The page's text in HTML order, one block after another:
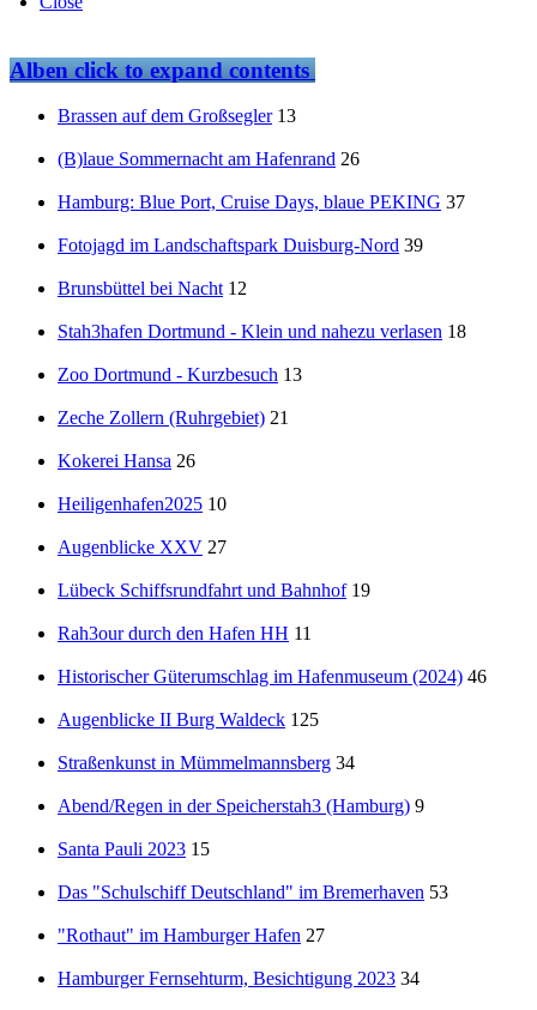
Albenclick to expand contents
Brassen auf dem Großsegler 13
(B)laue Sommernacht am Hafenrand 26
Hamburg: Blue Port, Cruise Days, blaue PEKING 37
Fotojagd im Landschaftspark Duisburg-Nord 39
Brunsbüttel bei Nacht 12
Stah3hafen Dortmund - Klein und nahezu verlasen 18
Zoo Dortmund - Kurzbesuch 13
Zeche Zollern (Ruhrgebiet) 21
Kokerei Hansa 26
Heiligenhafen2025 10
Augenblicke XXV 27
Lübeck Schiffsrundfahrt und Bahnhof 19
Rah3our durch den Hafen HH 11
Historischer Güterumschlag im Hafenmuseum (2024) 46
Augenblicke II Burg Waldeck 125
Straßenkunst in Mümmelmannsberg 34
Abend/Regen in der Speicherstah3 (Hamburg) 9
Santa Pauli 2023 15
Das "Schulschiff Deutschland" im Bremerhaven 53
"Rothaut" im Hamburger Hafen 27
Hamburger Fernsehturm, Besichtigung 2023 34